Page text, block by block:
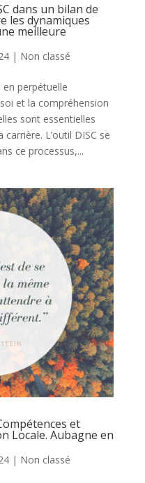
dans un bilan de
les dynamiques
meilleure
| Non classé
perpétuelle
et la compréhension
sont essentielles
L’outil DISC se
ce processus,...
et
Locale. Aubagne en
| Non classé